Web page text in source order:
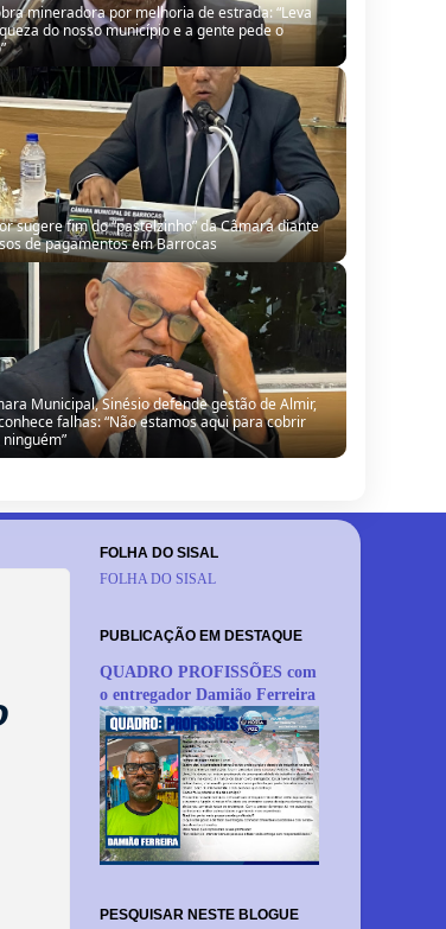
mineradora por melhoria de estrada: “Leva
do nosso município e a gente pede o
sugere fim do “pastelzinho” da Câmara diante
de pagamentos em Barrocas
Municipal, Sinésio defende gestão de Almir,
falhas: “Não estamos aqui para cobrir
FOLHA DO SISAL
FOLHA DO SISAL
PUBLICAÇÃO EM DESTAQUE
QUADRO PROFISSÕES com
o entregador Damião Ferreira
PESQUISAR NESTE BLOGUE